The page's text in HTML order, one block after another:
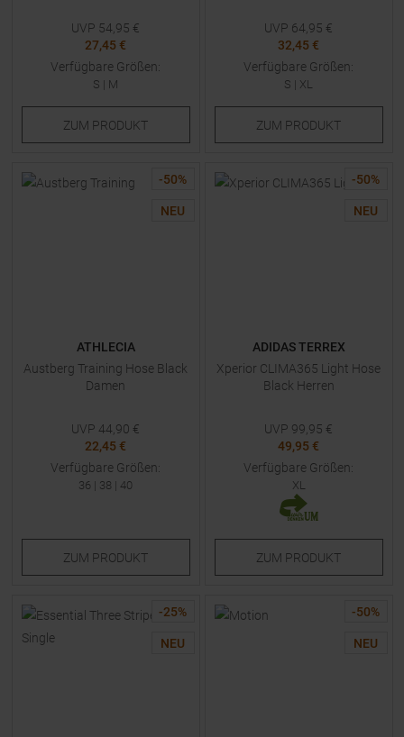
UVP 54,95 €
27,45 €
Verfügbare Größen:
S | M
ZUM PRODUKT
UVP 64,95 €
32,45 €
Verfügbare Größen:
S | XL
ZUM PRODUKT
-50%
NEU
ATHLECIA
Austberg Training Hose Black
Damen
UVP 44,90 €
22,45 €
Verfügbare Größen:
36 | 38 | 40
ZUM PRODUKT
-50%
NEU
ADIDAS TERREX
Xperior CLIMA365 Light Hose
Black Herren
UVP 99,95 €
49,95 €
Verfügbare Größen:
XL
ZUM PRODUKT
-25%
NEU
-50%
NEU